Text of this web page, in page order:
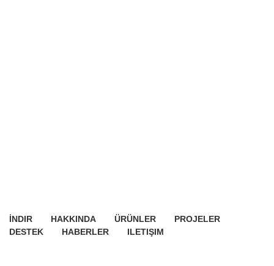
İNDIR HAKKINDA ÜRÜNLER
PROJELER
DESTEK
HABERLER ILETIŞIM